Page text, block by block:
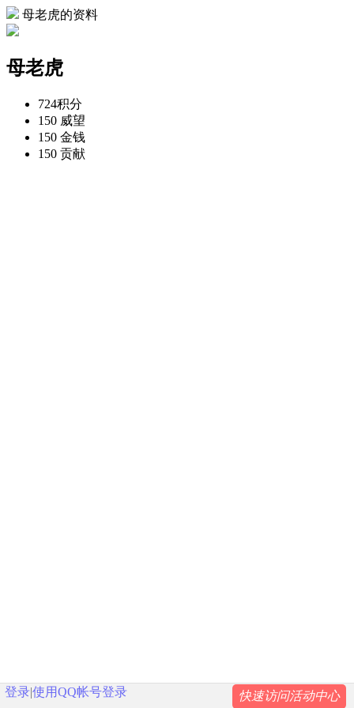
母老虎的资料
母老虎
724积分
150 威望
150 金钱
150 贡献
快速访问活动中心
登录|使用QQ帐号登录